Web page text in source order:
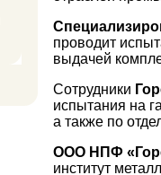
проводит
выдачей
Сотрудники
испытания на
а также по
ООО НПФ
институт